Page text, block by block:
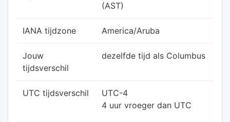
(AST)
IANA tijdzone America/Aruba
Jouw
tijdsverschil
dezelfde tijd als Columbus
UTC tijdsverschil
UTC-4
4 uur vroeger dan UTC